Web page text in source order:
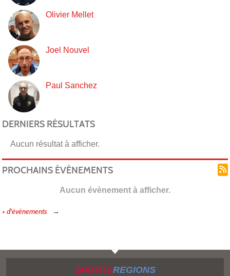
Olivier Mellet
Joel Nouvel
Paul Sanchez
DERNIERS RÉSULTATS
Aucun résultat à afficher.
PROCHAINS ÉVÉNEMENTS
Aucun évènement à afficher.
+ d'évènements
SPORTSREGIONS